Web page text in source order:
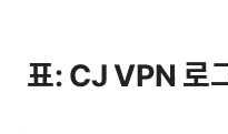
표: CJ VPN 로